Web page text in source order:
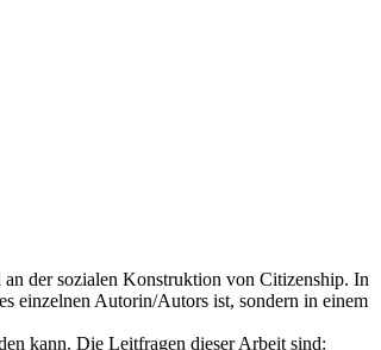
der sozialen Konstruktion von Citizenship. In
einzelnen Autorin/Autors ist, sondern in einem
kann. Die Leitfragen dieser Arbeit sind: